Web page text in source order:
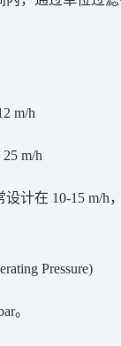
m/h
m/h
设计在 10-15 m/h
Pressure)
。